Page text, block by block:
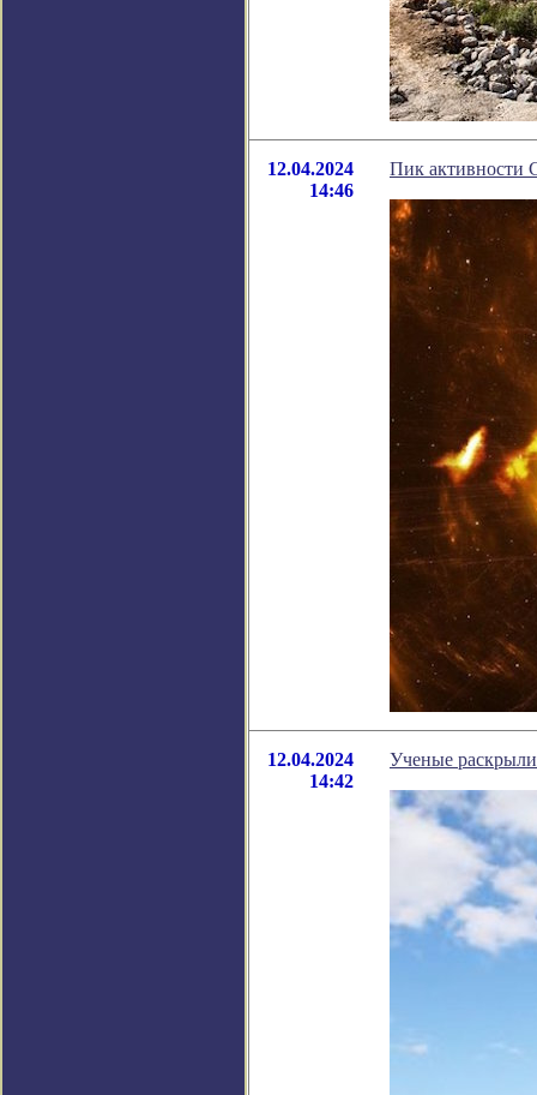
12.04.2024
14:46
Пик активности
12.04.2024
14:42
Ученые раскрыли